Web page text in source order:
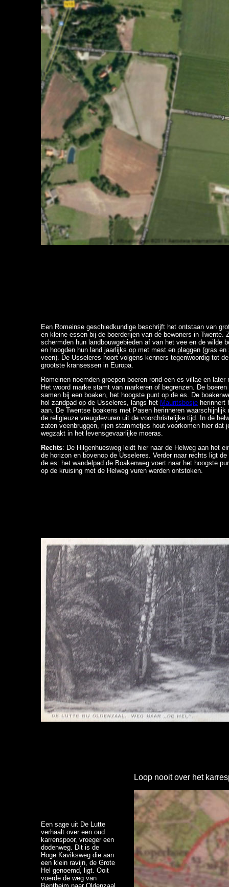
Een Romeinse geschiedkundige beschrijft het ontstaan van
en kleine essen bij de boerderijen van de bewoners in Twente.
schermden hun landbouwgebieden af van het vee en de wilde
en hoogden hun land jaarlijks op met mest en plaggen (gras en
veen). De Usseleres hoort volgens kenners tegenwoordig tot de
grootste kransessen in Europa.
Romeinen noemden groepen boeren rond een es villae en later
Het woord marke stamt van markeren of begrenzen. De boeren
samen bij een boaken, het hoogste punt op de es. De
hol zandpad op de Usseleres, langs het Mauritsbosje herinnert
aan. De Twentse boakens met Pasen herinneren waarschijnlijk
de religieuze vreugdevuren uit de voorchristelijke tijd. In de
zaten veenbruggen, rijen stammetjes hout voorkomen hier dat
wegzakt in het levensgevaarlijke moeras.
Rechts: De Hilgenhuesweg leidt hier naar de Helweg aan het
de horizon en bovenop de Usseleres. Verder naar rechts ligt de
de es: het wandelpad de Boakenweg voert naar het hoogste
op de kruising met de Helweg vuren werden ontstoken.
Een sage uit De Lutte
verhaalt over een oud
karrenspoor, vroeger een
dodenweg. Dit is de
Hoge Kaviksweg die aan
een klein ravijn, de Grote
Hel genoemd, ligt. Ooit
voerde de weg van
Loop nooit over het